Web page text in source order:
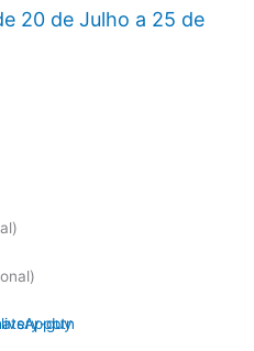
20 de Julho a 25 de